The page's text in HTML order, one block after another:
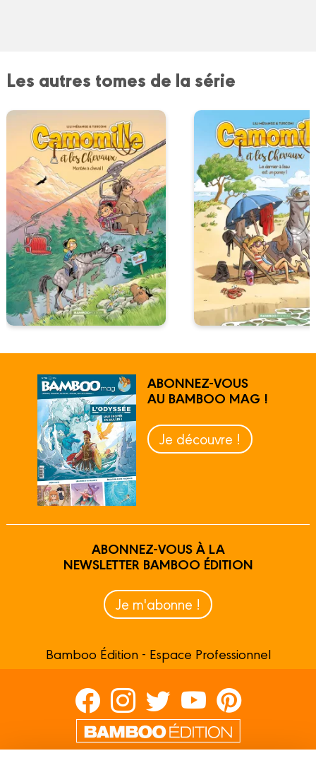
Les autres tomes de la série
ABONNEZ-VOUS
AU BAMBOO MAG !
Je découvre !
ABONNEZ-VOUS À LA
NEWSLETTER BAMBOO ÉDITION
Je m'abonne !
Bamboo Édition - Espace Professionnel